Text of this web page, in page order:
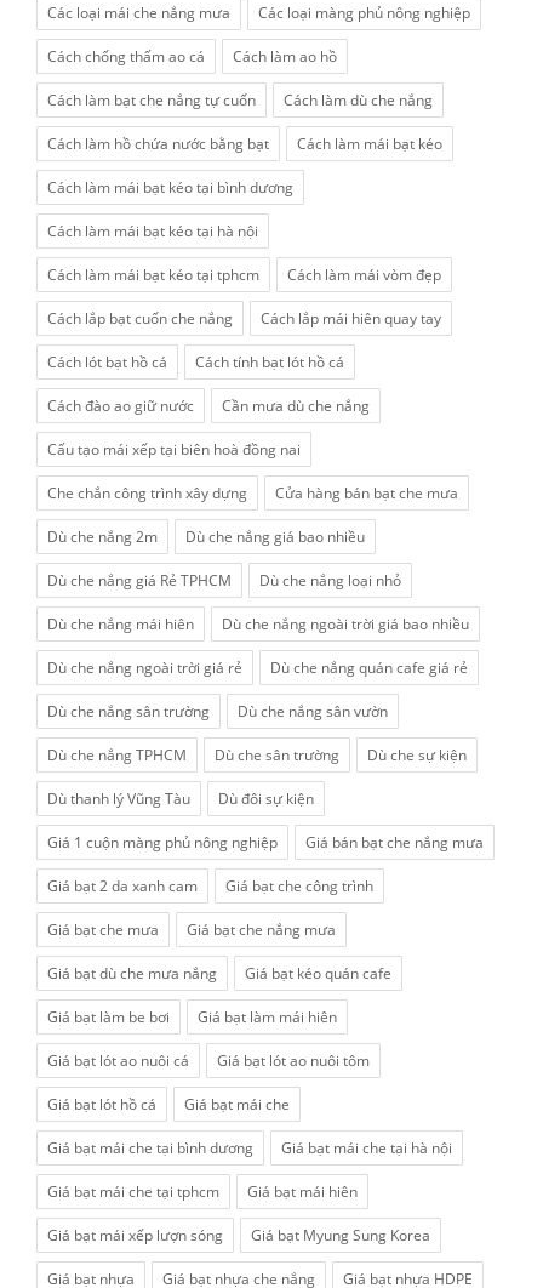
Các loại mái che nắng mưa Các loại màng phủ nông nghiệp
Cách chống thấm ao cá Cách làm ao hồ
Cách làm bạt che nắng tự cuốn Cách làm dù che nắng
Cách làm hồ chứa nước bằng bạt Cách làm mái bạt kéo
Cách làm mái bạt kéo tại bình dương
Cách làm mái bạt kéo tại hà nội
Cách làm mái bạt kéo tại tphcm Cách làm mái vòm đẹp
Cách lắp bạt cuốn che nắng Cách lắp mái hiên quay tay
Cách lót bạt hồ cá Cách tính bạt lót hồ cá
Cách đào ao giữ nước Cần mưa dù che nắng
Cấu tạo mái xếp tại biên hoà đồng nai
Che chắn công trình xây dựng Cửa hàng bán bạt che mưa
Dù che nắng 2m Dù che nắng giá bao nhiều
Dù che nắng giá Rẻ TPHCM Dù che nắng loại nhỏ
Dù che nắng mái hiên Dù che nắng ngoài trời giá bao nhiều
Dù che nắng ngoài trời giá rẻ Dù che nắng quán cafe giá rẻ
Dù che nắng sân trường Dù che nắng sân vườn
Dù che nắng TPHCM Dù che sân trường Dù che sự kiện
Dù thanh lý Vũng Tàu Dù đôi sự kiện
Giá 1 cuộn màng phủ nông nghiệp Giá bán bạt che nắng mưa
Giá bạt 2 da xanh cam Giá bạt che công trình
Giá bạt che mưa Giá bạt che nắng mưa
Giá bạt dù che mưa nắng Giá bạt kéo quán cafe
Giá bạt làm be bơi Giá bạt làm mái hiên
Giá bạt lót ao nuôi cá Giá bạt lót ao nuôi tôm
Giá bạt lót hồ cá Giá bạt mái che
Giá bạt mái che tại bình dương Giá bạt mái che tại hà nội
Giá bạt mái che tại tphcm Giá bạt mái hiên
Giá bạt mái xếp lượn sóng Giá bạt Myung Sung Korea
Giá bạt nhựa Giá bạt nhựa che nắng Giá bạt nhựa HDPE